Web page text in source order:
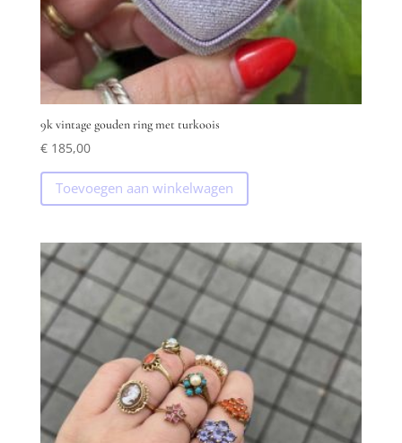
9k vintage gouden ring met turkoois
€185,00
Toevoegen aan winkelwagen